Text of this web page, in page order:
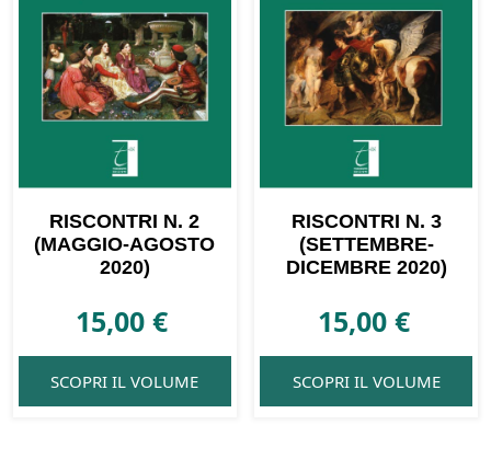
RISCONTRI N. 2
(MAGGIO-AGOSTO
2020)
15,00€
SCOPRI IL VOLUME
RISCONTRI N. 3
(SETTEMBRE-
DICEMBRE 2020)
15,00 €
SCOPRI IL VOLUME